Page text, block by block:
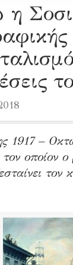
η
1917 –
τον οποίον
τον